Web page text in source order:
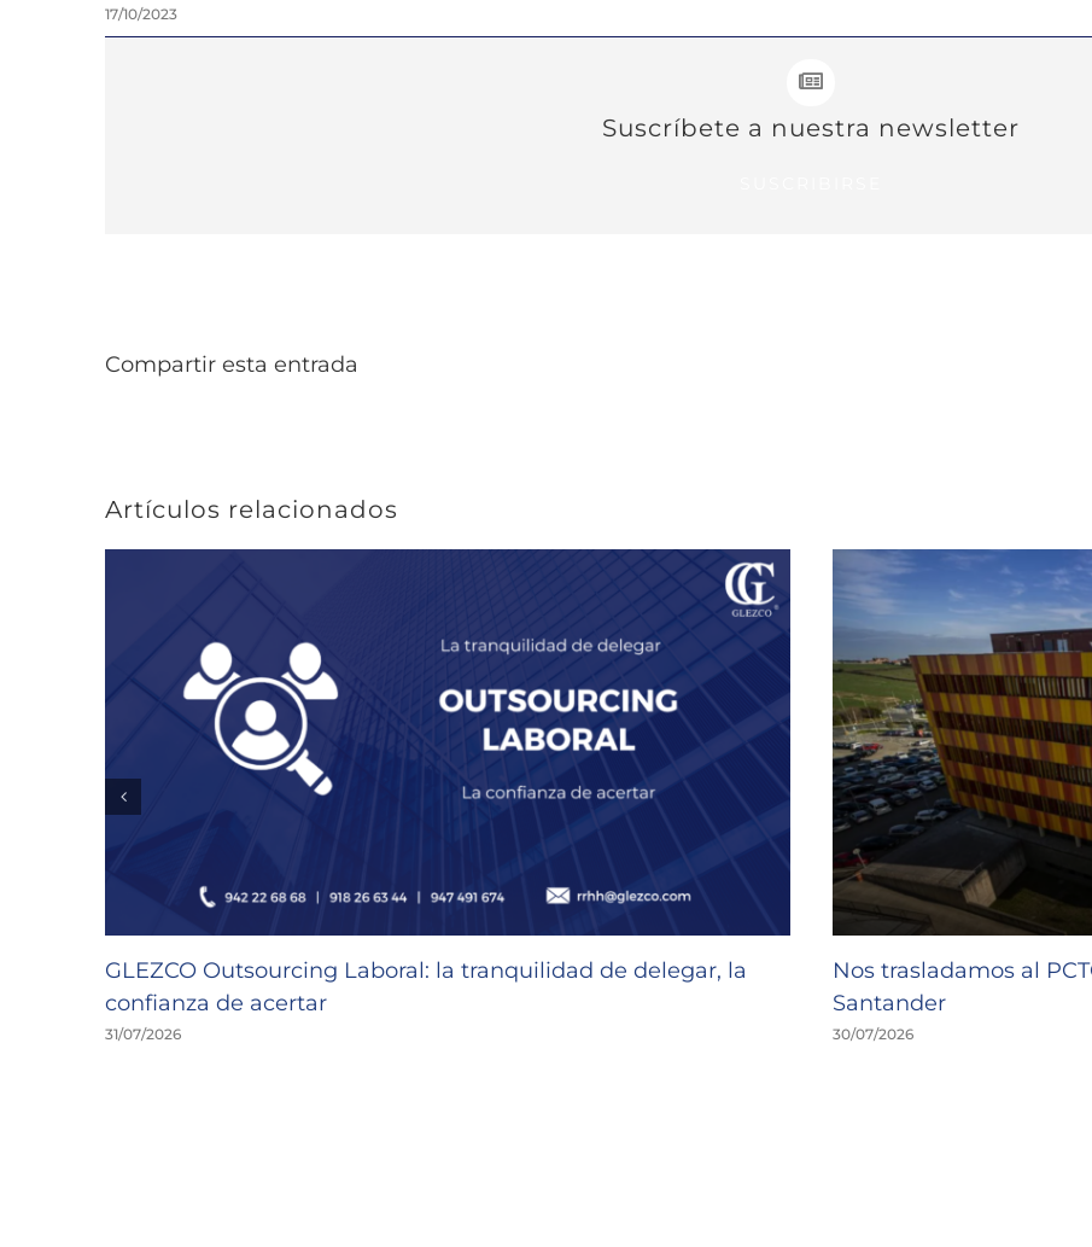
17/10/2023
Suscríbete a nuestra newsletter
Compartir esta entrada
Artículos relacionados
GLEZCO Outsourcing Laboral: la tranquilidad de delegar, la
confianza de acertar
31/07/2026
Nos trasladamos al
Santander
30/07/2026